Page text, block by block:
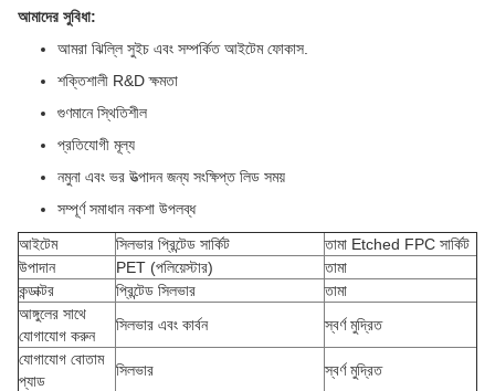
আমাদের সুবিধা:
আমরা ঝিল্লি সুইচ এবং সম্পর্কিত আইটেম ফোকাস.
শক্তিশালী R&D ক্ষমতা
গুণমানে স্থিতিশীল
প্রতিযোগী মূল্য
নমুনা এবং ভর উত্পাদন জন্য সংক্ষিপ্ত লিড সময়
সম্পূর্ণ সমাধান নকশা উপলব্ধ
আইটেম
সিলভার প্রিন্টেড সার্কিট
তামা Etched FPC সার্কিট
উপাদান
PET (পলিয়েস্টার)
তামা
কন্ডাক্টর
প্রিন্টেড সিলভার
তামা
আঙ্গুলের সাথে
যোগাযোগ করুন
সিলভার এবং কার্বন
স্বর্ণ মুদ্রিত
যোগাযোগ বোতাম
প্যাড
সিলভার
স্বর্ণ মুদ্রিত